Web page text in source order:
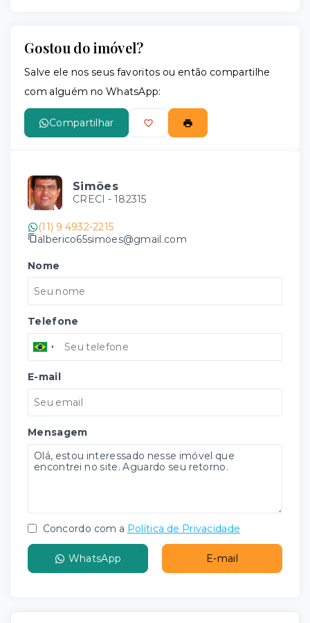
Gostou do imóvel?
Salve ele nos seus favoritos ou então compartilhe
com alguém no WhatsApp:
Compartilhar
Simões
CRECI - 182315
(11) 9 4932-2215
alberico65simoes@gmail.com
Nome
Telefone
E-mail
Mensagem
Concordo com a Política de Privacidade
WhatsApp E-mail